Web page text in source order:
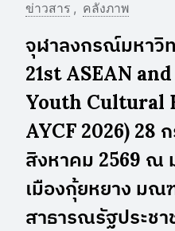
ข่าวสาร คลังภาพ
จุฬาลงกรณ์มหาวิ
21st ASEAN
Youth Cultural
AYCF 2026) 28
สิงหาคม 2569 ณ
เมืองกุ้ยหยาง มณ
สาธารณรัฐประช